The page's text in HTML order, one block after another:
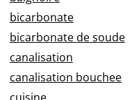
bicarbonate
bicarbonate de soude
canalisation
canalisation bouchee